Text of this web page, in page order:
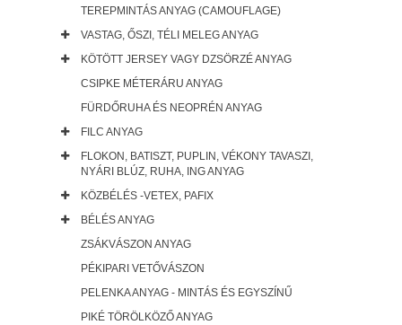
TEREPMINTÁS ANYAG (CAMOUFLAGE)
VASTAG, ŐSZI, TÉLI MELEG ANYAG
KÖTÖTT JERSEY VAGY DZSÖRZÉ ANYAG
CSIPKE MÉTERÁRU ANYAG
FÜRDŐRUHA ÉS NEOPRÉN ANYAG
FILC ANYAG
FLOKON, BATISZT, PUPLIN, VÉKONY TAVASZI,
NYÁRI BLÚZ, RUHA, ING ANYAG
KÖZBÉLÉS -VETEX, PAFIX
BÉLÉS ANYAG
ZSÁKVÁSZON ANYAG
PÉKIPARI VETŐVÁSZON
PELENKA ANYAG - MINTÁS ÉS EGYSZÍNŰ
PIKÉ TÖRÖLKÖZŐ ANYAG